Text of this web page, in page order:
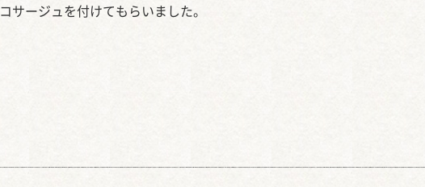
コサージュを付けてもらいました。